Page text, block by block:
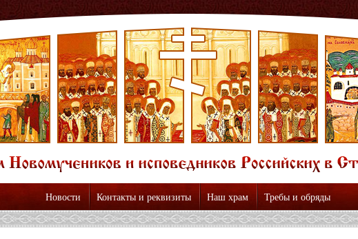
Новости Контакты и реквизиты Наш храм Требы и обряды